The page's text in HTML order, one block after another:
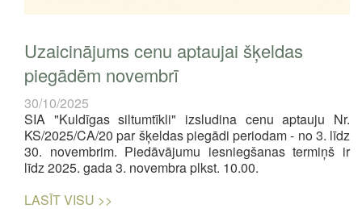
Uzaicinājums cenu aptaujai šķeldas
piegādēm novembrī
30/10/2025
SIA "Kuldīgas siltumtīkli" izsludina cenu aptauju Nr.
KS/2025/CA/20 par šķeldas piegādi periodam - no 3. līdz
30. novembrim. Piedāvājumu iesniegšanas termiņš ir
līdz 2025. gada 3. novembra plkst. 10.00.
LASĪT VISU >>